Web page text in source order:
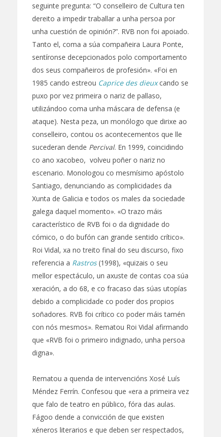
seguinte pregunta: “O conselleiro de Cultura ten
dereito a impedir traballar a unha persoa por
unha cuestión de opinión?”. RVB non foi apoiado.
Tanto el, coma a súa compañeira Laura Ponte,
sentíronse decepcionados polo comportamento
dos seus compañeiros de profesión». «Foi en
1985 cando estreou Caprice des dieuxcando se
puxo por vez primeira o nariz de pallaso,
utilizándoo coma unha máscara de defensa (e
ataque). Nesta peza, un monólogo que dirixe ao
conselleiro, contou os acontecementos que lle
sucederan dende Percival. En 1999, coincidindo
co ano xacobeo, volveu poñer o nariz no
escenario. Monologou co mesmísimo apóstolo
Santiago, denunciando as complicidades da
Xunta de Galicia e todos os males da sociedade
galega daquel momento». «O trazo máis
característico de RVB foi o da dignidade do
cómico, o do bufón can grande sentido crítico».
Roi Vidal, xa no treito final do seu discurso, fixo
referencia a Rastros(1998), «quizais o seu
mellor espectáculo, un axuste de contas coa súa
xeración, a do 68, e co fracaso das súas utopías
debido a complicidade co poder dos propios
soñadores. RVB foi crítico co poder máis tamén
con nós mesmos». Rematou Roi Vidal afirmando
que «RVB foi o primeiro indignado, unha persoa
digna».
Rematou a quenda de intervencións Xosé Luís
Méndez Ferrín. Confesou que «era a primeira vez
que falo de teatro en público, fóra das aulas.
Fágoo dende a convicción de que existen
xéneros literarios e que deben ser respectados,